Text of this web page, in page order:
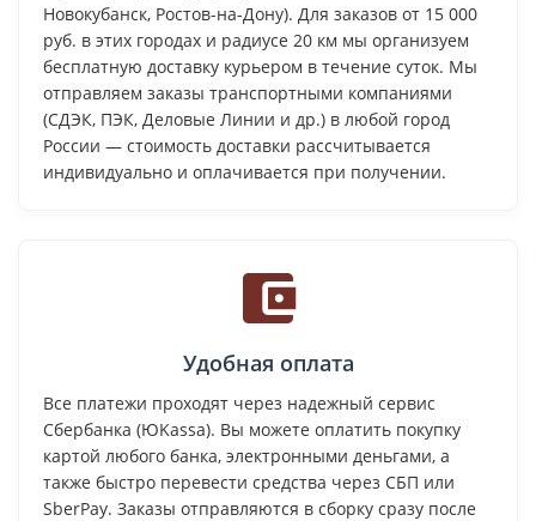
Новокубанск, Ростов-на-Дону). Для заказов от 15 000
руб. в этих городах и радиусе 20 км мы организуем
бесплатную доставку курьером в течение суток. Мы
отправляем заказы транспортными компаниями
(СДЭК, ПЭК, Деловые Линии и др.) в любой город
России — стоимость доставки рассчитывается
индивидуально и оплачивается при получении.
Удобная оплата
Все платежи проходят через надежный сервис
Сбербанка (ЮKassa). Вы можете оплатить покупку
картой любого банка, электронными деньгами, а
также быстро перевести средства через СБП или
SberPay. Заказы отправляются в сборку сразу после